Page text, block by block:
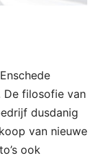
De filosofie van
dusdanig
van nieuwe
ook